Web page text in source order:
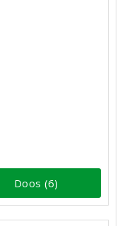
Doos (6)